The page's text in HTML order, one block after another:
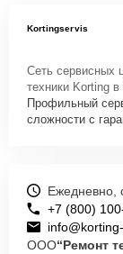
Kortingservis
Сеть сервисных
техники Korting в
Профильный
сложности с
Ежедневно,
+7 (800)
ООО“Ремонт